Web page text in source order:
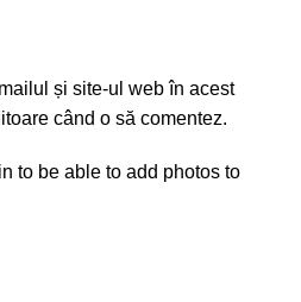
și site-ul web în acest
când o să comentez.
to be able to add photos to